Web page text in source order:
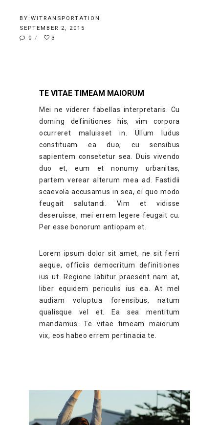
BY: WITRANSPORTATION
SEPTEMBER 2, 2015
0
3
TE VITAE TIMEAM MAIORUM
Mei ne viderer fabellas interpretaris. Cu
doming definitiones his, vim corpora
ocurreret maluisset in. Ullum ludus
constituam ea duo, cu sensibus
sapientem consetetur sea. Duis vivendo
duo et, eum et nonumy urbanitas,
partem verear alterum mea ad. Fastidii
scaevola accusamus in sea, ei quo modo
feugait salutandi. Vim et vidisse
deseruisse, mei errem legere feugait cu.
Per esse bonorum antiopam et.
Lorem ipsum dolor sit amet, ne sit ferri
aeque, officiis democritum definitiones
ius ut. Regione labitur praesent nam at,
liber equidem periculis ius ea. At mel
audiam voluptua forensibus, natum
qualisque vel et. Ea sea mentitum
mandamus. Te vitae timeam maiorum
vix, eos habeo errem pertinacia te.